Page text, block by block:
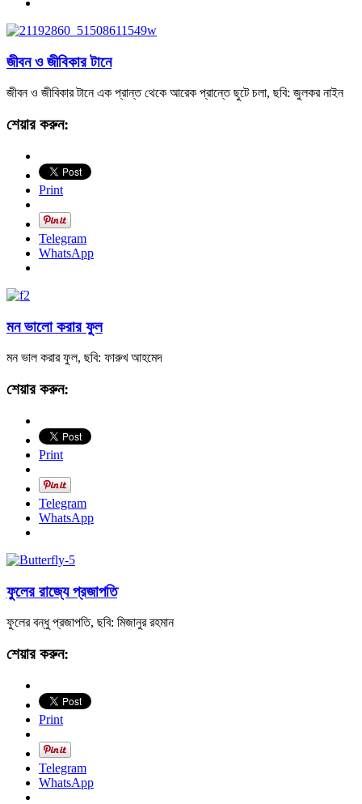
জীবন ও জীবিকার টানে
জীবন ও জীবিকার টানে এক প্রান্ত থেকে আরেক প্রান্তে ছুটে চলা, ছবি: জুলকর নাইন
শেয়ার করুন:
Print
Telegram
WhatsApp
মন ভালো করার ফুল
মন ভাল করার ফুল, ছবি: ফারুখ আহমেদ
শেয়ার করুন:
Print
Telegram
WhatsApp
ফুলের রাজ্যে প্রজাপতি
ফুলের বন্ধু প্রজাপতি, ছবি: মিজানুর রহমান
শেয়ার করুন:
Print
Telegram
WhatsApp